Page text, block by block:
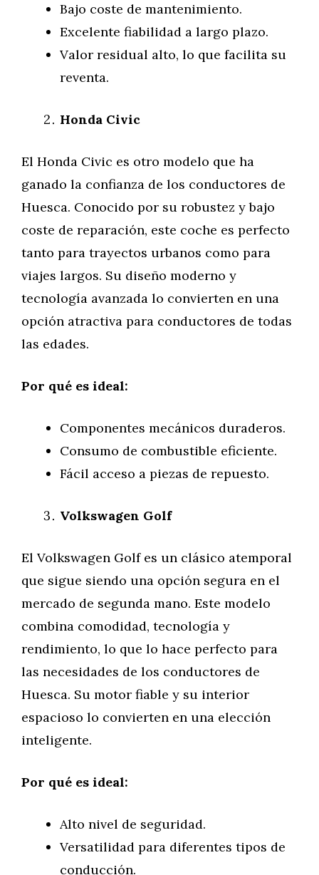
Bajo coste de mantenimiento.
Excelente fiabilidad a largo plazo.
Valor residual alto, lo que facilita su
reventa.
Honda Civic
El Honda Civic es otro modelo que ha
ganado la confianza de los conductores de
Huesca. Conocido por su robustez y bajo
coste de reparación, este coche es perfecto
tanto para trayectos urbanos como para
viajes largos. Su diseño moderno y
tecnología avanzada lo convierten en una
opción atractiva para conductores de todas
las edades.
Por qué es ideal:
Componentes mecánicos duraderos.
Consumo de combustible eficiente.
Fácil acceso a piezas de repuesto.
Volkswagen Golf
El Volkswagen Golf es un clásico atemporal
que sigue siendo una opción segura en el
mercado de segunda mano. Este modelo
combina comodidad, tecnología y
rendimiento, lo que lo hace perfecto para
las necesidades de los conductores de
Huesca. Su motor fiable y su interior
espacioso lo convierten en una elección
inteligente.
Por qué es ideal:
Alto nivel de seguridad.
Versatilidad para diferentes tipos de
conducción.